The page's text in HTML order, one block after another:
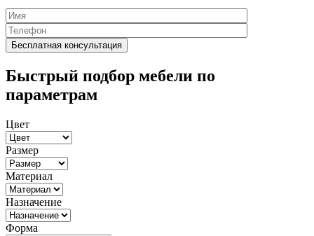
Быстрый подбор мебели по
параметрам
Цвет
Размер
Материал
Назначение
Форма